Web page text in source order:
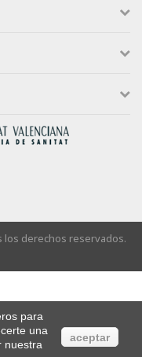
para
una
nuestra
aceptar
los derechos reservados.